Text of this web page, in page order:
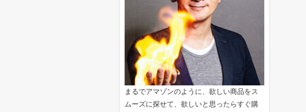
まるでアマゾンのように、欲しい商品をス
ムーズに探せて、欲しいと思ったらすぐ購